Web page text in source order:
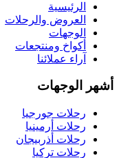
الرئيسية
العروض والرحلات
الوجهات
أكواخ ومنتجعات
آراء عملائنا
أشهر الوجهات
رحلات جورجيا
رحلات أرمينيا
رحلات أذربيجان
رحلات تركيا